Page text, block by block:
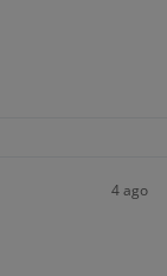
4 ago